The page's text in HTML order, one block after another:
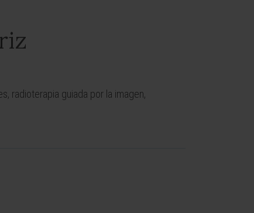
radioterapia guiada por la imagen,